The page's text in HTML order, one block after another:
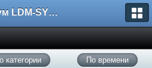
Форум LDM-SYSTEMS
категории По времени